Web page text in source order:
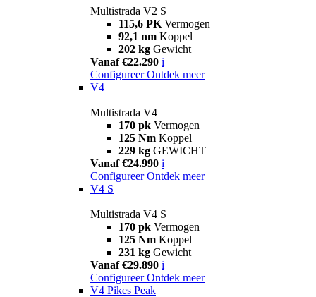
Multistrada V2 S
115,6 PK Vermogen
92,1 nm Koppel
202 kg Gewicht
Vanaf €22.290 i
Configureer Ontdek meer
V4
Multistrada V4
170 pk Vermogen
125 Nm Koppel
229 kg GEWICHT
Vanaf €24.990 i
Configureer Ontdek meer
V4 S
Multistrada V4 S
170 pk Vermogen
125 Nm Koppel
231 kg Gewicht
Vanaf €29.890 i
Configureer Ontdek meer
V4 Pikes Peak